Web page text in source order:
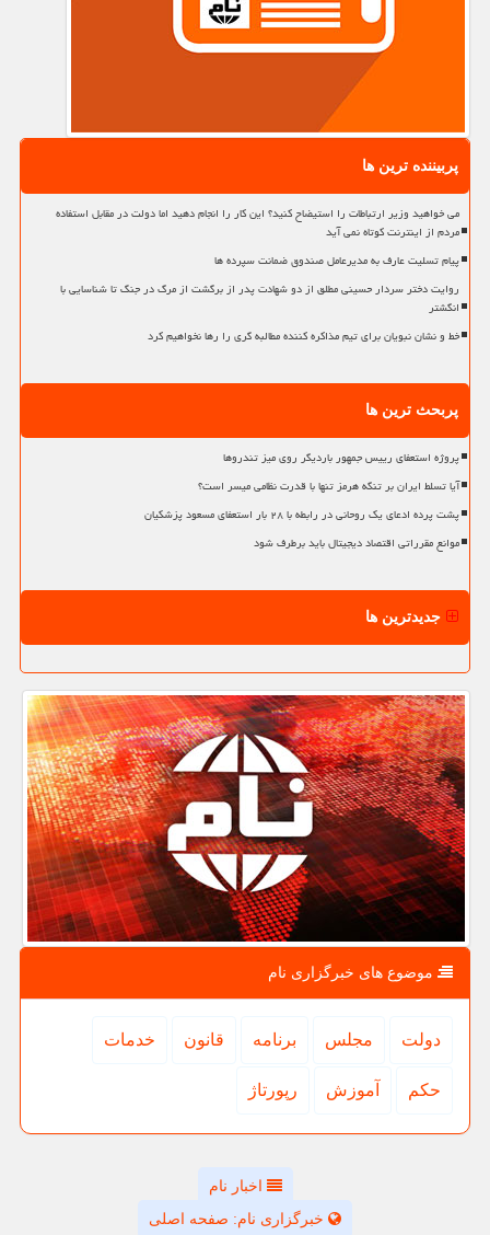
پربیننده ترین ها
می خواهید وزیر ارتباطات را استیضاح کنید؟ این کار را انجام دهید اما دولت در مقابل استفاده
مردم از اینترنت کوتاه نمی آید
پیام تسلیت عارف به مدیرعامل صندوق ضمانت سپرده ها
روایت دختر سردار حسینی مطلق از دو شهادت پدر از برگشت از مرگ در جنگ تا شناسایی با
انگشتر
خط و نشان نبویان برای تیم مذاکره کننده مطالبه گری را رها نخواهیم کرد
پربحث ترین ها
پروژه استعفای رییس جمهور باردیگر روی میز تندروها
آیا تسلط ایران بر تنگه هرمز تنها با قدرت نظامی میسر است؟
پشت پرده ادعای یک روحانی در رابطه با ۲۸ بار استعفای مسعود پزشکیان
موانع مقرراتی اقتصاد دیجیتال باید برطرف شود
جدیدترین ها
موضوع های خبرگزاری نام
دولت مجلس برنامه قانون خدمات
حكم آموزش رپورتاژ
اخبار نام
خبرگزاری نام: صفحه اصلی